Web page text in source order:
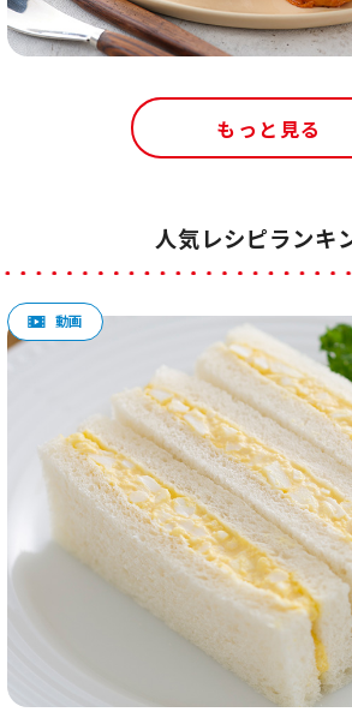
もっと見る
人気レシピランキ